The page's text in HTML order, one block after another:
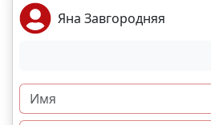
Яна Завгородняя